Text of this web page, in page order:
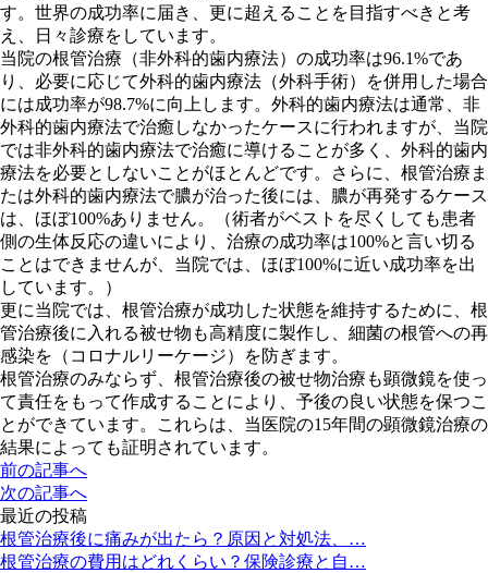
す。世界の成功率に届き、更に超えることを目指すべきと考
え、日々診療をしています。
当院の根管治療（非外科的歯内療法）の成功率は96.1%であ
り、必要に応じて外科的歯内療法（外科手術）を併用した場合
には成功率が98.7%に向上 します。外科的歯内療法は通常、非
外科的歯内療法で治癒しなかったケースに行われますが、当院
では非外科的歯内療法で治癒に導けることが多く、外科的歯内
療法を必要としないことがほとんどです。さらに、根管治療ま
たは外科的歯内療法で膿が治った後には、 膿が再発するケース
は、ほぼ100%ありません。
（術者がベストを尽くしても患者
側の生体反応の違いにより、治療の成功率は100%と言い切る
ことはできませんが、当院では、ほぼ100%に近い成功率を出
しています。）
更に当院では、根管治療が成功した状態を維持するために、根
管治療後に入れる被せ物も高精度に製作し、細菌の根管への再
感染を（コロナルリーケージ）を防ぎます。
根管治療のみならず、根管治療後の被せ物治療も顕微鏡を使っ
て責任をもって作成することにより、予後の良い状態を保つこ
とができています。これらは、当医院の15年間の顕微鏡治療の
結果によっても証明されています。
前の記事へ
次の記事へ
最近の投稿
根管治療後に痛みが出たら？原因と対処法、…
根管治療の費用はどれくらい？保険診療と自…